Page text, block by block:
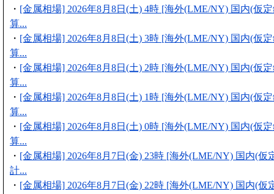
・ [金属相場] 2026年8月8日(土) 4時 [海外(LME/NY) 国内(仮
算...
・ [金属相場] 2026年8月8日(土) 3時 [海外(LME/NY) 国内(仮
算...
・ [金属相場] 2026年8月8日(土) 2時 [海外(LME/NY) 国内(仮
算...
・ [金属相場] 2026年8月8日(土) 1時 [海外(LME/NY) 国内(仮
算...
・ [金属相場] 2026年8月8日(土) 0時 [海外(LME/NY) 国内(仮
算...
・ [金属相場] 2026年8月7日(金) 23時 [海外(LME/NY) 国内(仮
計...
・ [金属相場] 2026年8月7日(金) 22時 [海外(LME/NY) 国内(仮